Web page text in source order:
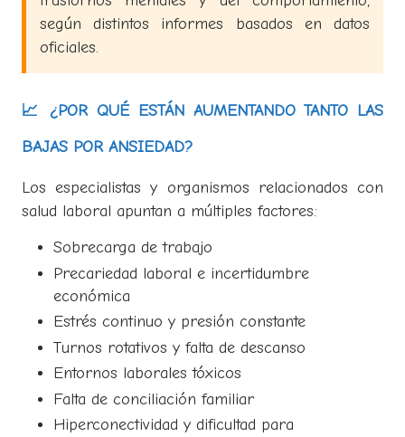
según distintos informes basados en datos
oficiales.
📈 ¿POR QUÉ ESTÁN AUMENTANDO TANTO LAS
BAJAS POR ANSIEDAD?
Los especialistas y organismos relacionados con
salud laboral apuntan a múltiples factores:
Sobrecarga de trabajo
Precariedad laboral e incertidumbre
económica
Estrés continuo y presión constante
Turnos rotativos y falta de descanso
Entornos laborales tóxicos
Falta de conciliación familiar
Hiperconectividad y dificultad para